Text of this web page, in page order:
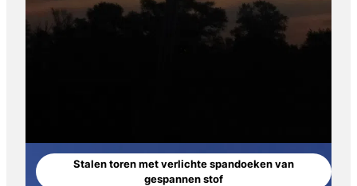
Stalen toren met verlichte spandoeken van
gespannen stof